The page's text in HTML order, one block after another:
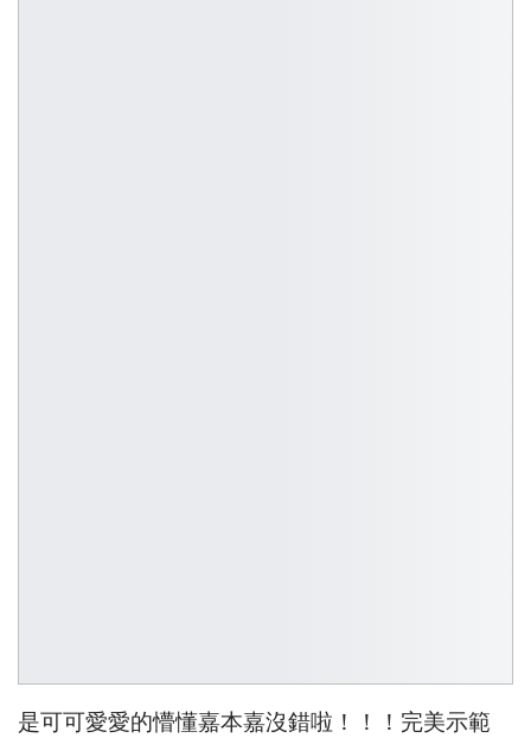
是可可愛愛的懵懂嘉本嘉沒錯啦！！！完美示範